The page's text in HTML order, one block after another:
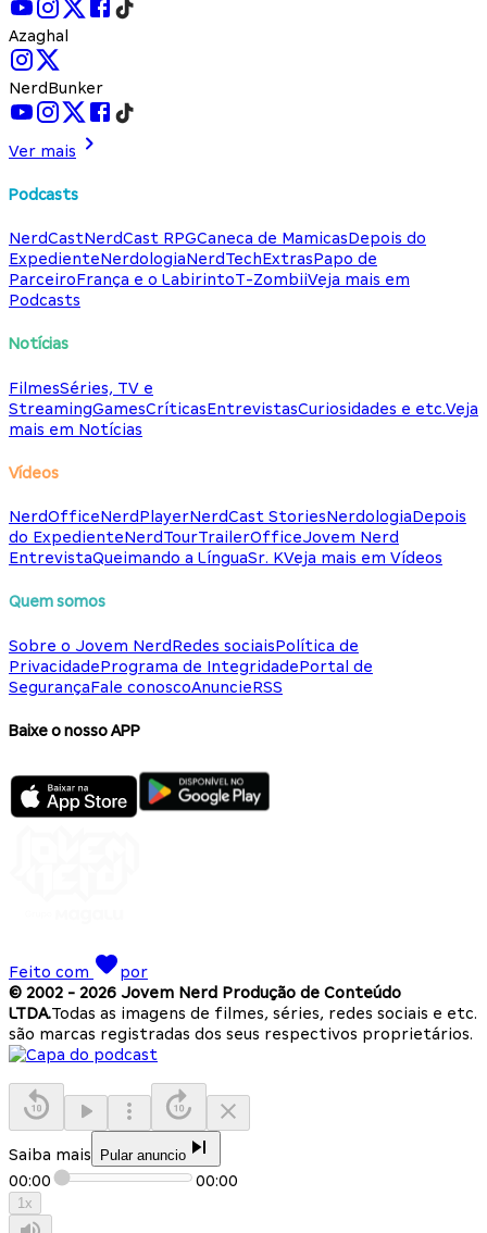
Azaghal
NerdBunker
Ver mais
Podcasts
NerdCastNerdCast RPGCaneca de MamicasDepois do
ExpedienteNerdologiaNerdTechExtrasPapo de
ParceiroFrança e o LabirintoT-ZombiiVeja mais em
Podcasts
Notícias
FilmesSéries, TV e
StreamingGamesCríticasEntrevistasCuriosidades e etc.Veja
mais em Notícias
Vídeos
NerdOfficeNerdPlayerNerdCast StoriesNerdologiaDepois
do ExpedienteNerdTourTrailerOfficeJovem Nerd
EntrevistaQueimando a LínguaSr. KVeja mais em Vídeos
Quem somos
Sobre o Jovem NerdRedes sociaisPolítica de
PrivacidadePrograma de IntegridadePortal de
SegurançaFale conoscoAnuncieRSS
Baixe o nosso APP
Feito com
por
© 2002 - 2026 Jovem Nerd Produção de Conteúdo
LTDA.Todas as imagens de filmes, séries, redes sociais e etc.
são marcas registradas dos seus respectivos proprietários.
Saiba mais Pular anuncio
00:00 00:00
1x